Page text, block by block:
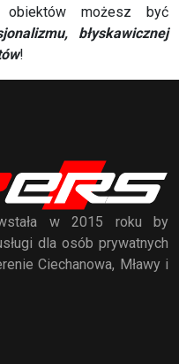
obiektów możesz być
błyskawicznej
!
w 2015 roku by
dla osób prywatnych
Ciechanowa, Mławy i